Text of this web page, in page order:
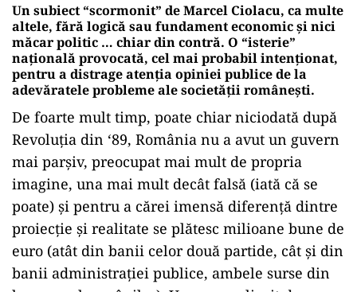
Un subiect “scormonit” de Marcel Ciolacu, ca multe
altele, fără logică sau fundament economic și nici
măcar politic … chiar din contră. O “isterie”
națională provocată, cel mai probabil intenționat,
pentru a distrage atenția opiniei publice de la
adevăratele probleme ale societății românești.
De foarte mult timp, poate chiar niciodată după
Revoluția din ‘89, România nu a avut un guvern
mai parșiv, preocupat mai mult de propria
imagine, una mai mult decât falsă (iată că se
poate) și pentru a cărei imensă diferență dintre
proiecție și realitate se plătesc milioane bune de
euro (atât din banii celor două partide, cât și din
banii administrației publice, ambele surse din